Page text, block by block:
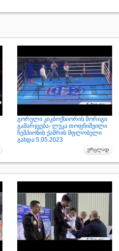
გორელი კიკბოქსიორის მორიგი
გამარჯვება- ლუკა თოფჩიშვილი
ჩემპიონის ქამრის მფლობელი
გახდა 5.05.2023